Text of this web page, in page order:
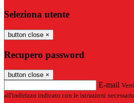
Seleziona utente
button close ×
Recupero password
button close ×
E-mail
all'indirizzo indicato con le istruzioni